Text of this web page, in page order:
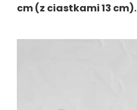
cm (z ciastkami 13 cm).